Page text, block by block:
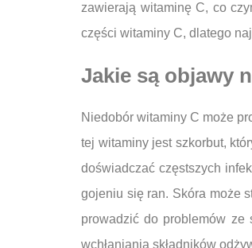
zawierają witaminę C, co
części witaminy C, dlatego
Jakie są objawy
Niedobór witaminy C może
tej witaminy jest szkorbut,
doświadczać częstszych
gojeniu się ran. Skóra może
prowadzić do problemów ze
wchłaniania składników